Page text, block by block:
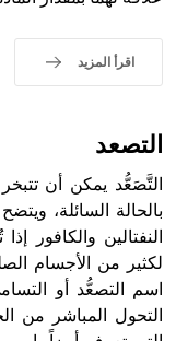
حيث تقتصر القيمة
اقرأ المزيد
التصعد
التَّصَعُّد يمكن أن
بالحالة السائلة،
النفتالين
لكثير من الأجسام
التحول المباشر من